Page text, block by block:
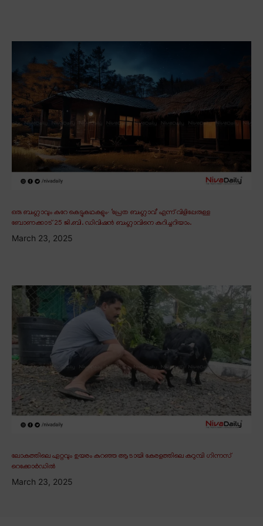
ഒരു ബംഗ്ലാവും കുറേ കെട്ടുകഥകളും∙ ‘പ്രേത ബംഗ്ലാവ്’ എന്ന് വിളിപ്പേരുള്ള
ബോണക്കാട് 25 ജി.ബി. ഡിവിഷൻ ബംഗ്ലാവിനെ കുറിച്ചറിയാം.
March 23, 2025
ലോകത്തിലെ ഏറ്റവും ഉയരം കുറഞ്ഞ ആടായി കേരളത്തിലെ കറുമ്പി ഗിന്നസ്
റെക്കോർഡിൽ
March 23, 2025